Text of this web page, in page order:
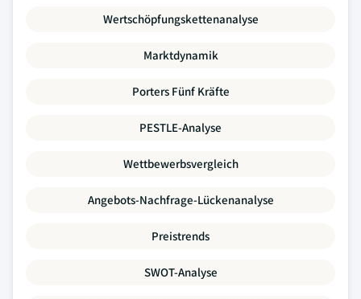
Wertschöpfungskettenanalyse
Marktdynamik
Porters Fünf Kräfte
PESTLE-Analyse
Wettbewerbsvergleich
Angebots-Nachfrage-Lückenanalyse
Preistrends
SWOT-Analyse